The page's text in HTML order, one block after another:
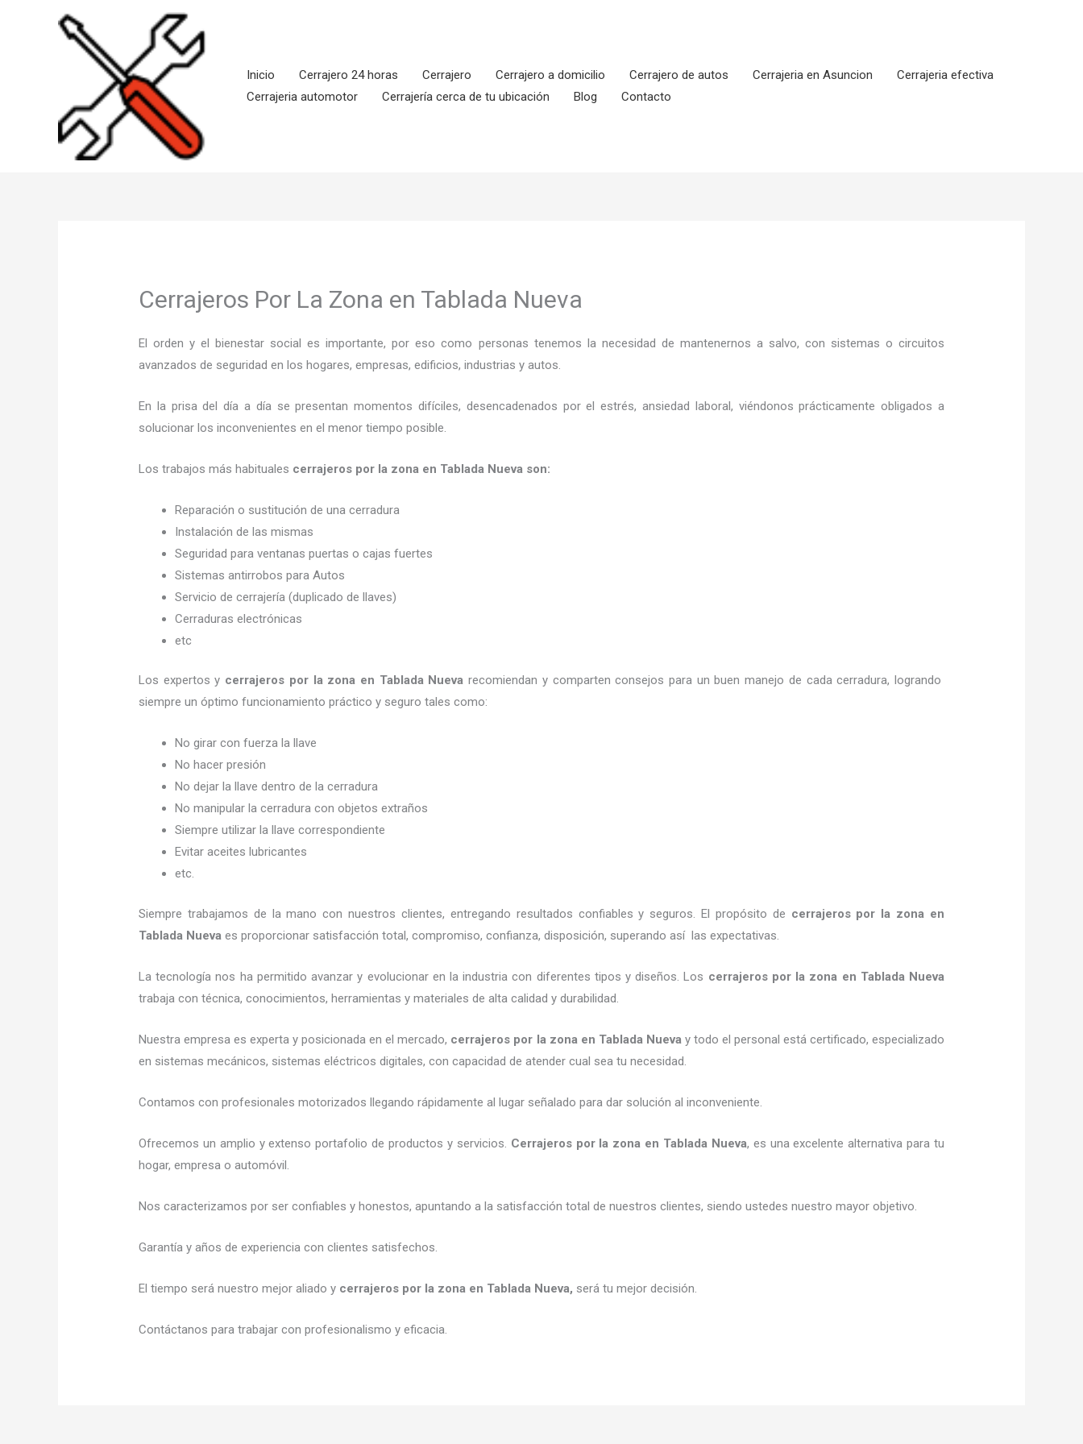
Inicio
Cerrajero 24 horas Cerrajero Cerrajero a domicilio Cerrajero de autos Cerrajeria en Asuncion
Cerrajeria efectiva
Cerrajeria automotor
Cerrajería cerca de tu ubicación Blog Contacto
Cerrajeros Por La Zona en Tablada Nueva
El orden y el bienestar social es importante, por eso como personas tenemos la necesidad de mantenernos a salvo, con sistemas o circuitos
avanzados de seguridad en los hogares, empresas, edificios, industrias y autos.
En la prisa del día a día se presentan momentos difíciles, desencadenados por el estrés, ansiedad laboral, viéndonos prácticamente obligados a
solucionar los inconvenientes en el menor tiempo posible.
Los trabajos más habituales cerrajeros por la zona en Tablada Nueva son:
Reparación o sustitución de una cerradura
Instalación de las mismas
Seguridad para ventanas puertas o cajas fuertes
Sistemas antirrobos para Autos
Servicio de cerrajería (duplicado de llaves)
Cerraduras electrónicas
etc
Los expertos y cerrajeros por la zona en Tablada Nueva recomiendan y comparten consejos para un buen manejo de cada cerradura, logrando
siempre un óptimo funcionamiento práctico y seguro tales como:
No girar con fuerza la llave
No hacer presión
No dejar la llave dentro de la cerradura
No manipular la cerradura con objetos extraños
Siempre utilizar la llave correspondiente
Evitar aceites lubricantes
etc.
Siempre trabajamos de la mano con nuestros clientes, entregando resultados confiables y seguros. El propósito de cerrajeros por la zona en
Tablada Nueva es proporcionar satisfacción total, compromiso, confianza, disposición, superando así las expectativas.
La tecnología nos ha permitido avanzar y evolucionar en la industria con diferentes tipos y diseños. Los cerrajeros por la zona en Tablada Nueva
trabaja con técnica, conocimientos, herramientas y materiales de alta calidad y durabilidad.
Nuestra empresa es experta y posicionada en el mercado, cerrajeros por la zona en Tablada Nueva y todo el personal está certificado, especializado
en sistemas mecánicos, sistemas eléctricos digitales, con capacidad de atender cual sea tu necesidad.
Contamos con profesionales motorizados llegando rápidamente al lugar señalado para dar solución al inconveniente.
Ofrecemos un amplio y extenso portafolio de productos y servicios. Cerrajeros por la zona en Tablada Nueva, es una excelente alternativa para tu
hogar, empresa o automóvil.
Nos caracterizamos por ser confiables y honestos, apuntando a la satisfacción total de nuestros clientes, siendo ustedes nuestro mayor objetivo.
Garantía y años de experiencia con clientes satisfechos.
El tiempo será nuestro mejor aliado y cerrajeros por la zona en Tablada Nueva, será tu mejor decisión.
Contáctanos para trabajar con profesionalismo y eficacia.